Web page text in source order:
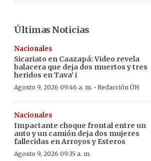
Últimas Noticias
Nacionales
Sicariato en Caazapá: Video revela
balacera que deja dos muertos y tres
heridos en Tava’ i
Agosto 9, 2026 09:46 a. m. · Redacción ÚH
Nacionales
Impactante choque frontal entre un
auto y un camión deja dos mujeres
fallecidas en Arroyos y Esteros
Agosto 9, 2026 09:35 a. m.